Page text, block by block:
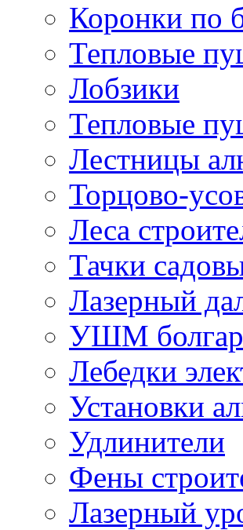
Коронки по
Тепловые
Лобзики
Тепловые
Лестницы
Торцово-
Леса
Тачки
Лазерный
УШМ
Лебедки
Установки
Удлинители
Фены
Лазерный